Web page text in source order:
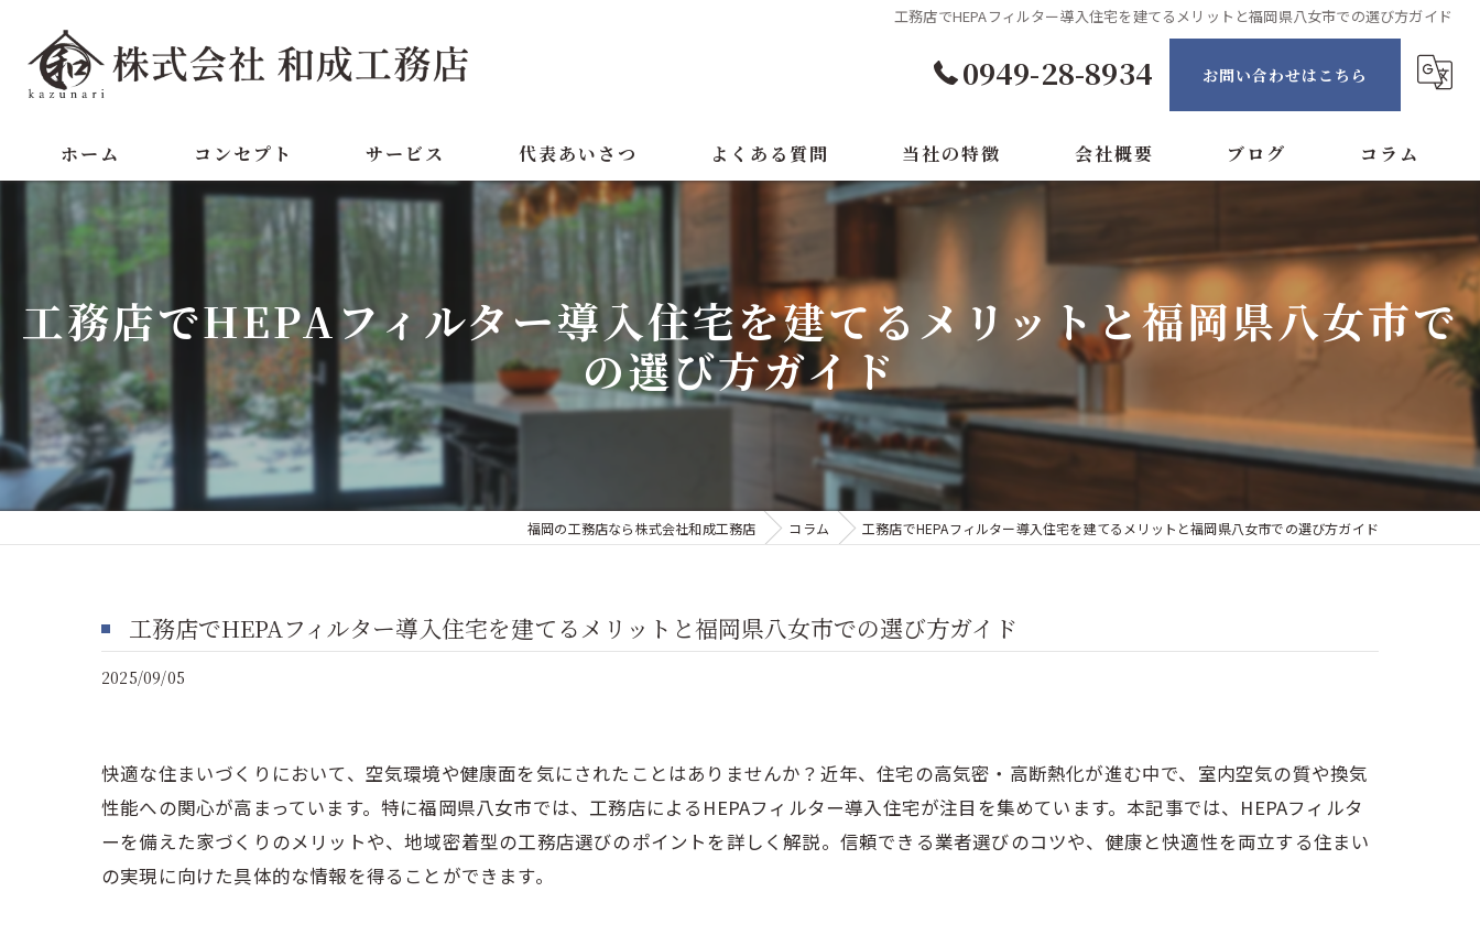
工務店でHEPAフィルター導入住宅を建てるメリットと福岡県八女市での選び方ガイド
0949-28-8934 お問い合わせはこちら
ホーム コンセプト サービス 代表あいさつ よくある質問 当社の特徴
注文住宅
リノベーション
改修工事
テナント改装
会社概要 ブログ コラム
工務店でHEPAフィルター導入住宅を建てるメリットと福岡県八女市で
の選び方ガイド
福岡の工務店なら株式会社和成工務店 コラム 工務店でHEPAフィルター導入住宅を建てるメリットと福岡県八女市での選び方ガイド
工務店でHEPAフィルター導入住宅を建てるメリットと福岡県八女市での選び方ガイド
2025/09/05
快適な住まいづくりにおいて、空気環境や健康面を気にされたことはありませんか？近年、住宅の高気密・高断熱化が進む中で、室内空気の質や換気
性能への関心が高まっています。特に福岡県八女市では、工務店によるHEPAフィルター導入住宅が注目を集めています。本記事では、HEPAフィルタ
ーを備えた家づくりのメリットや、地域密着型の工務店選びのポイントを詳しく解説。信頼できる業者選びのコツや、健康と快適性を両立する住まい
の実現に向けた具体的な情報を得ることができます。